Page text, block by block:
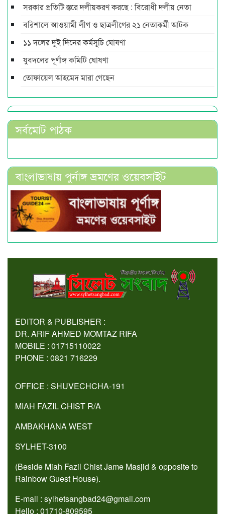
সরকার প্রতিটি স্তরে দলীয়করণ করছে : বিরোধী দলীয় নেতা
বরিশালে আওয়ামী লীগ ও ছাত্রলীগের ২১ নেতাকর্মী আটক
১১ দলের দুই দিনের কর্মসূচি ঘোষণা
যুবদলের পূর্ণাঙ্গ কমিটি ঘোষণা
তোফায়েল আহমেদ মারা গেছেন
সর্বমোট পাঠক
বাংলাভাষায় পুর্নাঙ্গ ভ্রমণের ওয়েবসাইট
EDITOR & PUBLISHER :
DR. ARIF AHMED MOMTAZ RIFA
MOBILE : 01715110022
PHONE : 0821 716229
OFFICE : SHUVECHCHA-191
MIAH FAZIL CHIST R/A
AMBAKHANA WEST
SYLHET-3100
(Beside Miah Fazil Chist Jame Masjid & opposite to
Rainbow Guest House).
E-mail : sylhetsangbad24@gmail.com
Hello : 01710-809595